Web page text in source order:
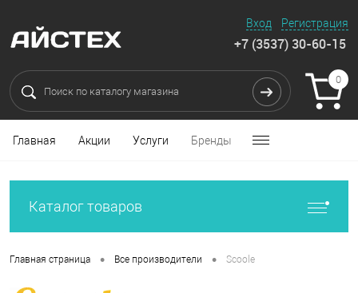
Вход Регистрация
+7 (3537) 30-60-15
0
Главная Акции Услуги Бренды
Каталог товаров
Главная страница • Все производители • Scoole